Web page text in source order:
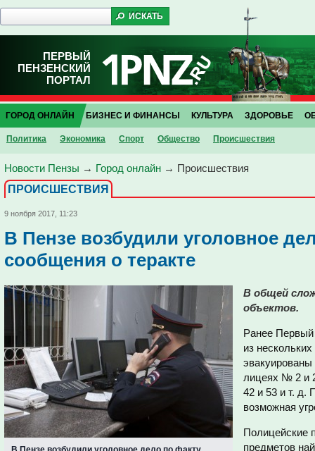
ПЕРВЫЙ
ПЕНЗЕНСКИЙ
ПОРТАЛ
ГОРОД ОНЛАЙН
Политика Экономика Спорт Общество Проиcшествия
БИЗНЕС И ФИНАНСЫ КУЛЬТУРА ЗДОРОВЬЕ
Новости Пензы → Город онлайн → Проиcшествия
ПРОИCШЕСТВИЯ
9 ноября 2017, 11:23
В Пензе возбудили уголовное
сообщения о теракте
В общей
объектов.
Ранее
из
лицеях № 2 и
42 и 53 и т. д.
возможная
Полицейские
предметов